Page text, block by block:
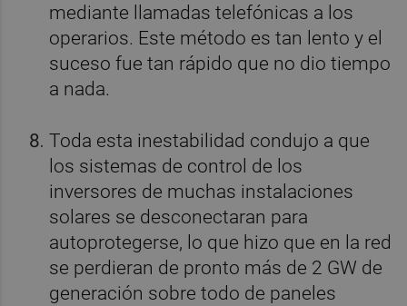
mediante llamadas telefónicas a los
operarios. Este método es tan lento y el
suceso fue tan rápido que no dio tiempo
a nada.
Toda esta inestabilidad condujo a que
los sistemas de control de los
inversores de muchas instalaciones
solares se desconectaran para
autoprotegerse, lo que hizo que en la red
se perdieran de pronto más de 2 GW de
generación sobre todo de paneles